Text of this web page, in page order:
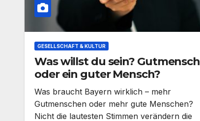
GESELLSCHAFT & KULTUR
Was willst du sein? Gutmensch
oder ein guter Mensch?
Was braucht Bayern wirklich – mehr
Gutmenschen oder mehr gute Menschen?
Nicht die lautesten Stimmen verändern die